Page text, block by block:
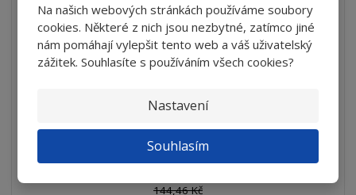
Na našich webových stránkách používáme soubory
cookies. Některé z nich jsou nezbytné, zatímco jiné
nám pomáhají vylepšit tento web a váš uživatelský
zážitek. Souhlasíte s používáním všech cookies?
Nastavení
Souhlasím
144,46 Kč